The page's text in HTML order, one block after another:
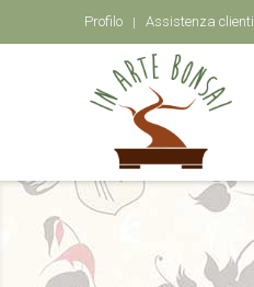
Profilo Assistenza clienti